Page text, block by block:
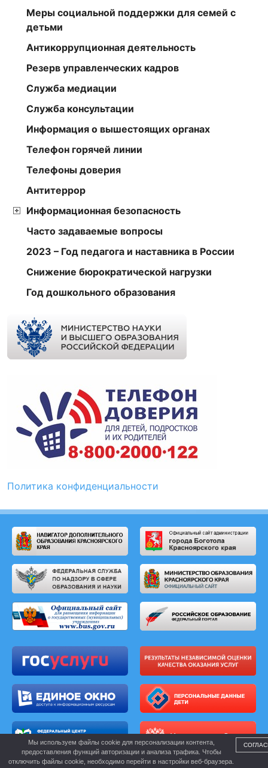
Меры социальной поддержки для семей с
детьми
Антикоррупционная деятельность
Резерв управленческих кадров
Служба медиации
Служба консультации
Информация о вышестоящих органах
Телефон горячей линии
Телефоны доверия
Антитеррор
Информационная безопасность
Часто задаваемые вопросы
2023 – Год педагога и наставника в России
Снижение бюрократической нагрузки
Год дошкольного образования
Политика конфиденциальности
Мы используем файлы cookie для персонализации контента,
предоставления функций авторизации и анализа трафика. Чтобы
отключить файлы cookie, необходимо перейти в настройки веб-браузера.